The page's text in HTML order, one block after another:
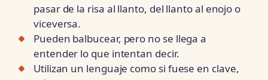
pasar de la risa al llanto, del llanto al enojo o
viceversa.
Pueden balbucear, pero no se llega a
entender lo que intentan decir.
Utilizan un lenguaje como si fuese en clave,